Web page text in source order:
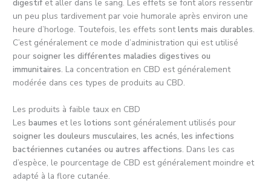
digestif et aller dans le sang. Les effets se font alors ressentir
un peu plus tardivement par voie humorale après environ une
heure d’horloge. Toutefois, les effets sontlents mais durables.
C’est généralement ce mode d’administration qui est utilisé
poursoigner les différentes maladies digestives ou
immunitaires. La concentration en CBD est généralement
modérée dans ces types de produits au CBD.
Les produits à faible taux en CBD
Lesbaumes et leslotions sont généralement utilisés pour
soigner les douleurs musculaires, les acnés, les infections
bactériennes cutanées ou autres affections. Dans les cas
d’espèce, le pourcentage de CBD est généralement moindre et
adapté à la flore cutanée.